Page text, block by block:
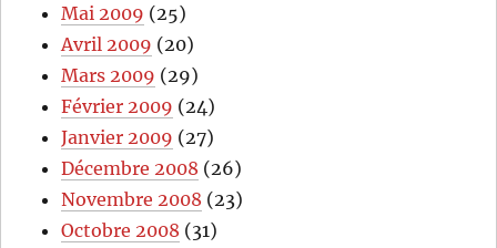
Mai 2009 (25)
Avril 2009 (20)
Mars 2009 (29)
Février 2009 (24)
Janvier 2009 (27)
Décembre 2008 (26)
Novembre 2008 (23)
Octobre 2008 (31)